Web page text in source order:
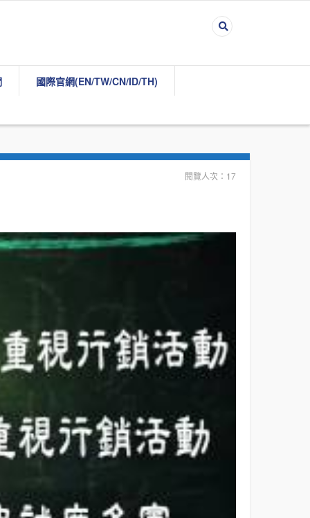
國際官網(EN/TW/CN/ID/TH)
閱覽人次：17